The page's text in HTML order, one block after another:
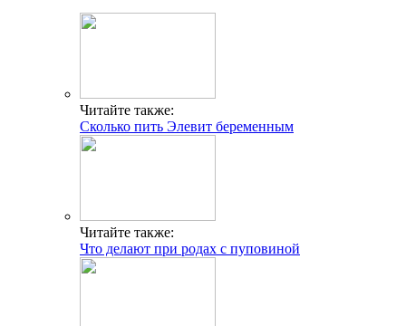
Читайте также:
Сколько пить Элевит беременным
Читайте также:
Что делают при родах с пуповиной